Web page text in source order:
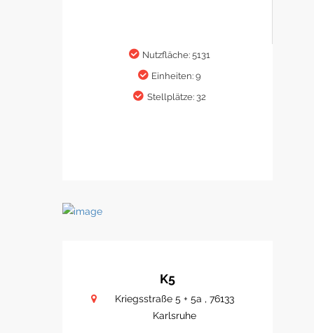
Nutzfläche: 5131
Einheiten: 9
Stellplätze: 32
K5
Kriegsstraße 5 + 5a , 76133
Karlsruhe